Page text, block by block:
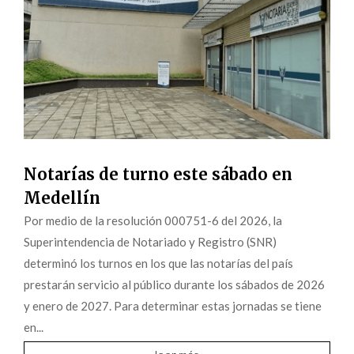
Notarías de turno este sábado en
Medellín
Por medio de la resolución 000751-6 del 2026, la
Superintendencia de Notariado y Registro (SNR)
determinó los turnos en los que las notarías del país
prestarán servicio al público durante los sábados de 2026
y enero de 2027. Para determinar estas jornadas se tiene
en...